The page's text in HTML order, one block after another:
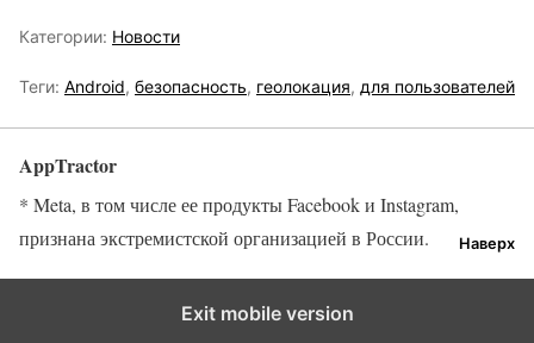
Категории: Новости
Теги: Android, безопасность, геолокация, для пользователей
AppTractor
Наверх
* Meta, в том числе ее продукты Facebook и Instagram,
признана экстремистской организацией в России.
Exit mobile version